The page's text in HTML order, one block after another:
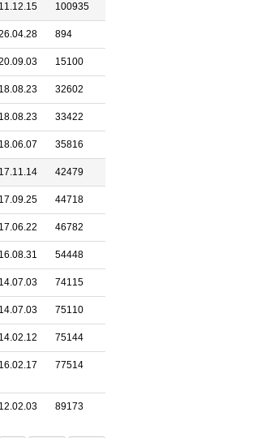
100935
894
15100
32602
33422
35816
42479
44718
46782
54448
74115
75110
75144
77514
89173